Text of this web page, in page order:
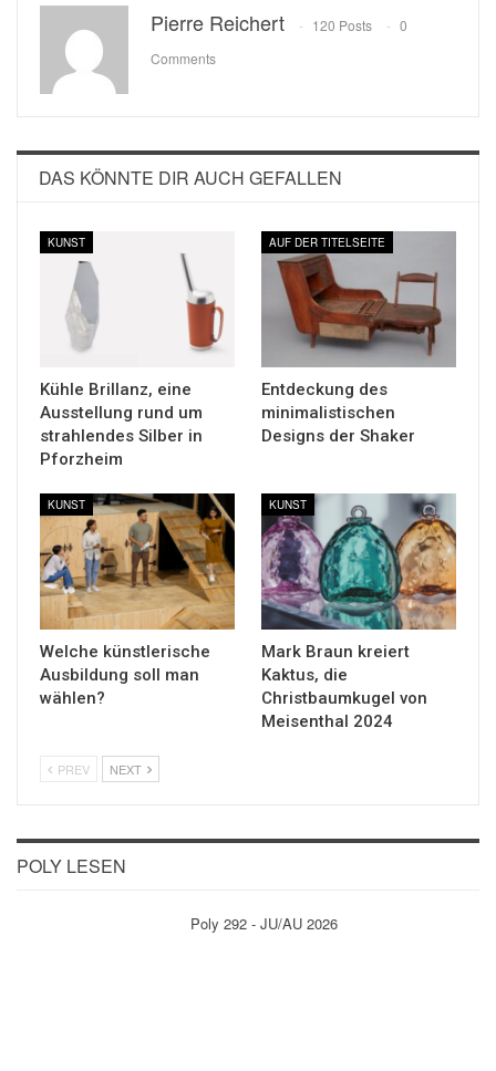
Pierre Reichert 120 Posts
0
Comments
DAS KÖNNTE DIR AUCH GEFALLEN
KUNST
Kühle Brillanz, eine
Ausstellung rund um
strahlendes Silber in
Pforzheim
AUF DER TITELSEITE
Entdeckung des
minimalistischen
Designs der Shaker
KUNST
Welche künstlerische
Ausbildung soll man
wählen?
KUNST
Mark Braun kreiert
Kaktus, die
Christbaumkugel von
Meisenthal 2024
PREV NEXT
POLY LESEN
Poly 292 - JU/AU 2026